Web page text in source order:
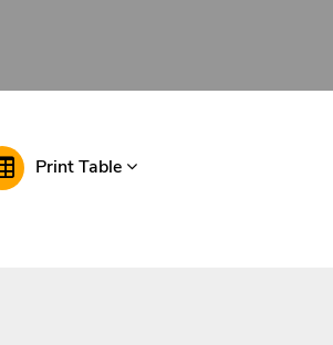
Print Table